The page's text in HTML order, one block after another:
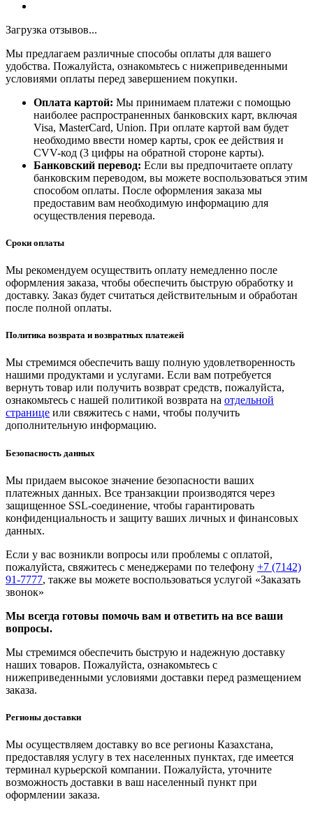
Загрузка отзывов...
Мы предлагаем различные способы оплаты для вашего
удобства. Пожалуйста, ознакомьтесь с нижеприведенными
условиями оплаты перед завершением покупки.
Оплата картой: Мы принимаем платежи с помощью
наиболее распространенных банковских карт, включая
Visa, MasterCard, Union. При оплате картой вам будет
необходимо ввести номер карты, срок ее действия и
CVV-код (3 цифры на обратной стороне карты).
Банковский перевод: Если вы предпочитаете оплату
банковским переводом, вы можете воспользоваться этим
способом оплаты. После оформления заказа мы
предоставим вам необходимую информацию для
осуществления перевода.
Сроки оплаты
Мы рекомендуем осуществить оплату немедленно после
оформления заказа, чтобы обеспечить быструю обработку и
доставку. Заказ будет считаться действительным и обработан
после полной оплаты.
Политика возврата и возвратных платежей
Мы стремимся обеспечить вашу полную удовлетворенность
нашими продуктами и услугами. Если вам потребуется
вернуть товар или получить возврат средств, пожалуйста,
ознакомьтесь с нашей политикой возврата на отдельной
странице или свяжитесь с нами, чтобы получить
дополнительную информацию.
Безопасность данных
Мы придаем высокое значение безопасности ваших
платежных данных. Все транзакции производятся через
защищенное SSL-соединение, чтобы гарантировать
конфиденциальность и защиту ваших личных и финансовых
данных.
Если у вас возникли вопросы или проблемы с оплатой,
пожалуйста, свяжитесь с менеджерами по телефону +7 (7142)
91-7777, также вы можете воспользоваться услугой «Заказать
звонок»
Мы всегда готовы помочь вам и ответить на все ваши
вопросы.
Мы стремимся обеспечить быструю и надежную доставку
наших товаров. Пожалуйста, ознакомьтесь с
нижеприведенными условиями доставки перед размещением
заказа.
Регионы доставки
Мы осуществляем доставку во все регионы Казахстана,
предоставляя услугу в тех населенных пунктах, где имеется
терминал курьерской компании. Пожалуйста, уточните
возможность доставки в ваш населенный пункт при
оформлении заказа.